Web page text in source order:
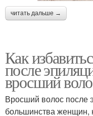
читать дальше →
Как
после
вросший
Вросший волос после
большинства